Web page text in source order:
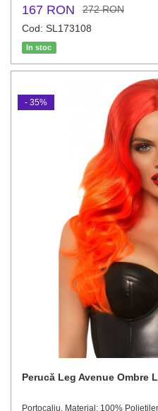
167 RON
272 RON
Cod: SL173108
In stoc
Perucă Leg Avenue Ombre
Portocaliu, Material: 100%
- 35%